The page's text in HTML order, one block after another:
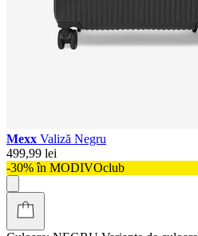
Mexx Valiză Negru
499,99 lei
-30% în MODIVOclub